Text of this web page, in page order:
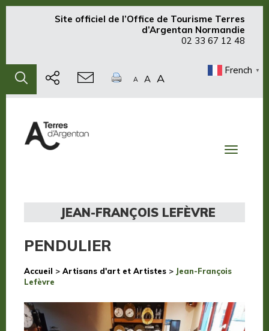
Site officiel de l’Office de Tourisme Terres
d’Argentan Normandie
02 33 67 12 48
A A A
French ▼
Toggle
JEAN-FRANÇOIS LEFÈVRE
PENDULIER
Accueil > Artisans d'art et Artistes > Jean-François
Lefèvre